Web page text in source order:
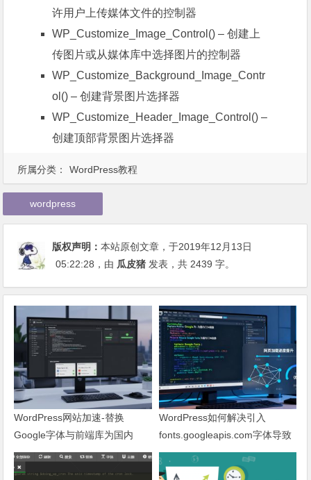
许用户上传媒体文件的控制器
WP_Customize_Image_Control() – 创建上
传图片或从媒体库中选择图片的控制器
WP_Customize_Background_Image_Contr
ol() – 创建背景图片选择器
WP_Customize_Header_Image_Control() –
创建顶部背景图片选择器
所属分类： WordPress教程
wordpress
版权声明：本站原创文章，于2019年12月13日
05:22:28 ，由 瓜皮猪 发表，共 2439 字。
WordPress网站加速-替换
Google字体与前端库为国内
CDN镜像
WordPress如何解决引入
fonts.googleapis.com字体导致
网页响应缓慢问题